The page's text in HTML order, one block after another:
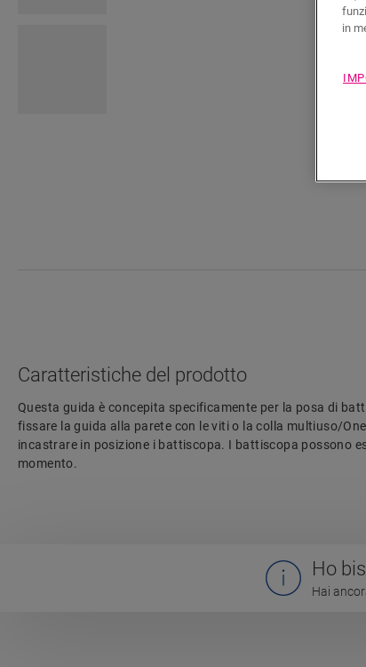
Caratteristiche del prodotto
Questa guida è concepita specificamente per la posa di
fissare la guida alla parete con le viti o la colla multiuso/
incastrare in posizione i battiscopa. I battiscopa possono
momento.
Ho
Hai
in